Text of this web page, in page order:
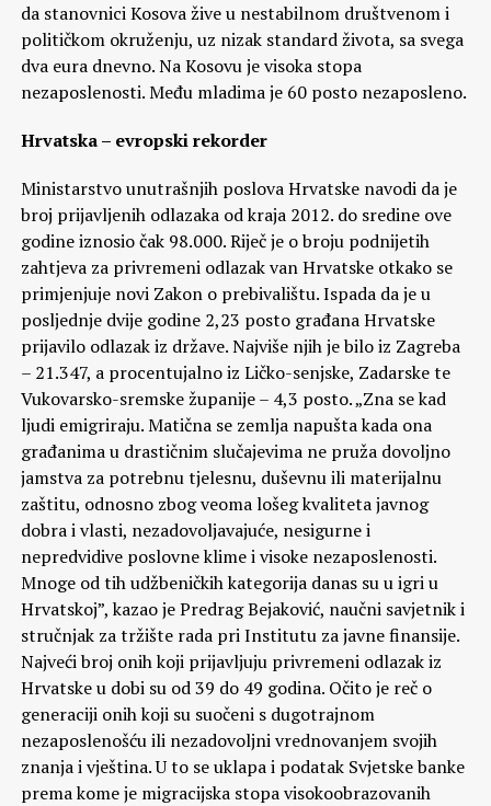
da stanovnici Kosova žive u nestabilnom društvenom i
političkom okruženju, uz nizak standard života, sa svega
dva eura dnevno. Na Kosovu je visoka stopa
nezaposlenosti. Među mladima je 60 posto nezaposleno.
Hrvatska – evropski rekorder
Ministarstvo unutrašnjih poslova Hrvatske navodi da je
broj prijavljenih odlazaka od kraja 2012. do sredine ove
godine iznosio čak 98.000. Riječ je o broju podnijetih
zahtjeva za privremeni odlazak van Hrvatske otkako se
primjenjuje novi Zakon o prebivalištu. Ispada da je u
posljednje dvije godine 2,23 posto građana Hrvatske
prijavilo odlazak iz države. Najviše njih je bilo iz Zagreba
– 21.347, a procentujalno iz Ličko-senjske, Zadarske te
Vukovarsko-sremske županije – 4,3 posto. „Zna se kad
ljudi emigriraju. Matična se zemlja napušta kada ona
građanima u drastičnim slučajevima ne pruža dovoljno
jamstva za potrebnu tjelesnu, duševnu ili materijalnu
zaštitu, odnosno zbog veoma lošeg kvaliteta javnog
dobra i vlasti, nezadovoljavajuće, nesigurne i
nepredvidive poslovne klime i visoke nezaposlenosti.
Mnoge od tih udžbeničkih kategorija danas su u igri u
Hrvatskoj”, kazao je Predrag Bejaković, naučni savjetnik i
stručnjak za tržište rada pri Institutu za javne finansije.
Najveći broj onih koji prijavljuju privremeni odlazak iz
Hrvatske u dobi su od 39 do 49 godina. Očito je reč o
generaciji onih koji su suočeni s dugotrajnom
nezaposlenošću ili nezadovoljni vrednovanjem svojih
znanja i vještina. U to se uklapa i podatak Svjetske banke
prema kome je migracijska stopa visokoobrazovanih